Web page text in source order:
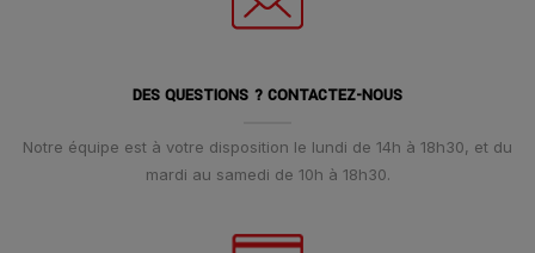
DES QUESTIONS ? CONTACTEZ-NOUS
Notre équipe est à votre disposition le lundi de 14h à 18h30, et du
mardi au samedi de 10h à 18h30.